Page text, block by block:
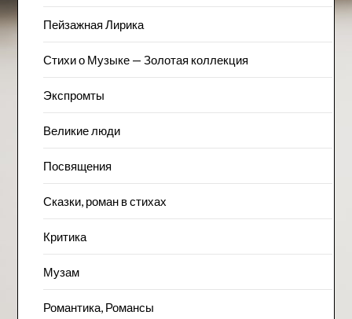
Пейзажна​я Лирика
Стихи о Музыке — Золотая коллекция
Экспромты
Великие люди
Посвящения
Сказки, роман в стихах
Критика
Музам
Романтика, Романсы